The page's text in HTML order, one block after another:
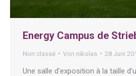
Energy Campus de
Non classé Von nikolas 28 Juni
Une salle d’exposition à la taille